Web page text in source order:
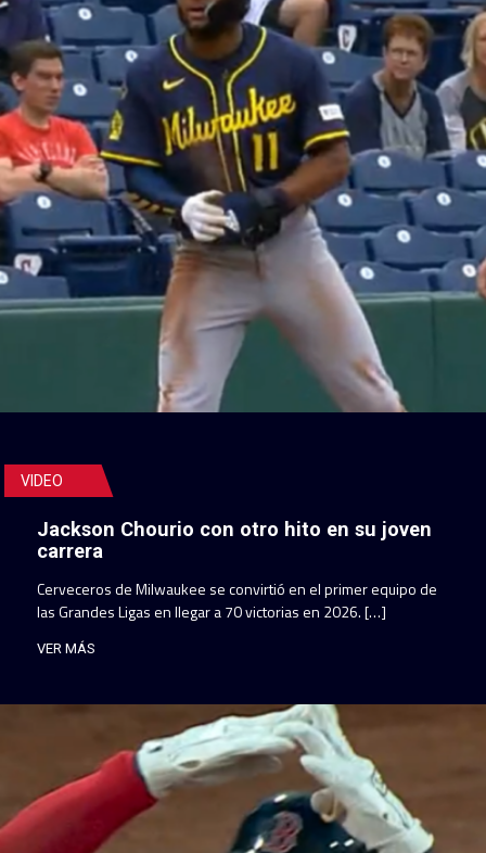
VIDEO
Jackson Chourio con otro hito en su joven
carrera
Cerveceros de Milwaukee se convirtió en el primer equipo de
las Grandes Ligas en llegar a 70 victorias en 2026. […]
VER MÁS